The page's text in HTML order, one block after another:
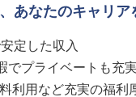
する当施設では、
スキルアップできる
ートや副業可、研修
で利用できるなど
あなたのキャリア
定した収入
でプライベートも充実
利用など充実の福利